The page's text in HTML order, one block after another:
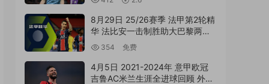
8月29日 25/26赛季 法甲第2轮精
华 法比安一击制胜助大巴黎两连
胜 国语MP4精华集锦
354 免费
4月5日 2021-2024年 意甲欧冠
吉鲁AC米兰生涯全进球回顾 外语